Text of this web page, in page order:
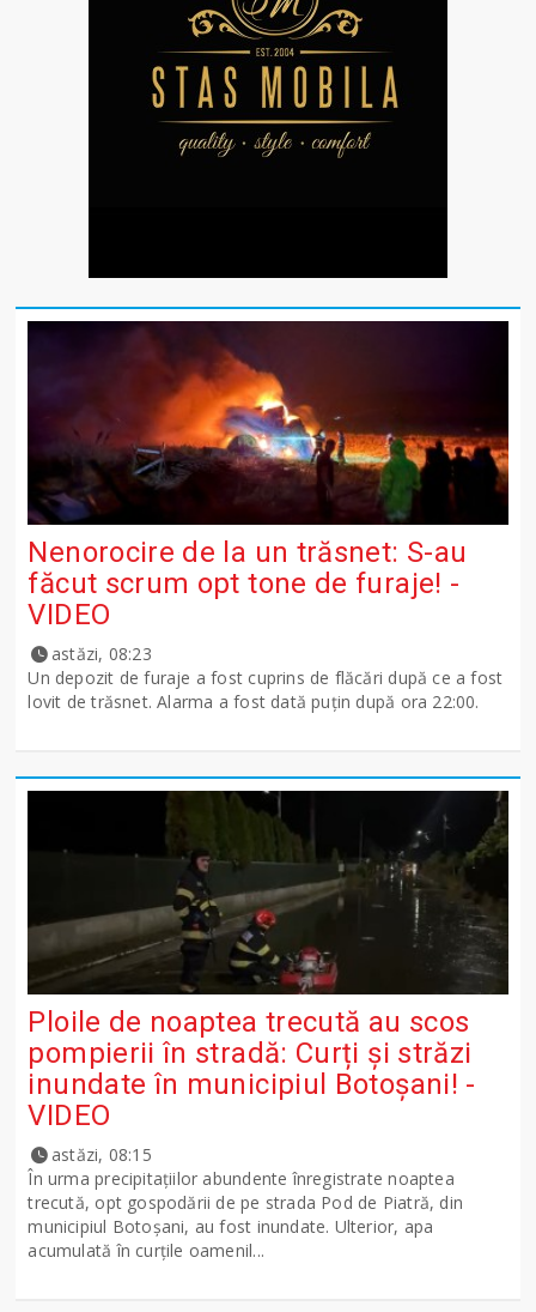
Nenorocire de la un trăsnet: S-au
făcut scrum opt tone de furaje! -
VIDEO
astăzi, 08:23
Un depozit de furaje a fost cuprins de flăcări după ce a fost
lovit de trăsnet. Alarma a fost dată puțin după ora 22:00.
Ploile de noaptea trecută au scos
pompierii în stradă: Curți și străzi
inundate în municipiul Botoșani! -
VIDEO
astăzi, 08:15
În urma precipitațiilor abundente înregistrate noaptea
trecută, opt gospodării de pe strada Pod de Piatră, din
municipiul Botoșani, au fost inundate. Ulterior, apa
acumulată în curțile oamenil...